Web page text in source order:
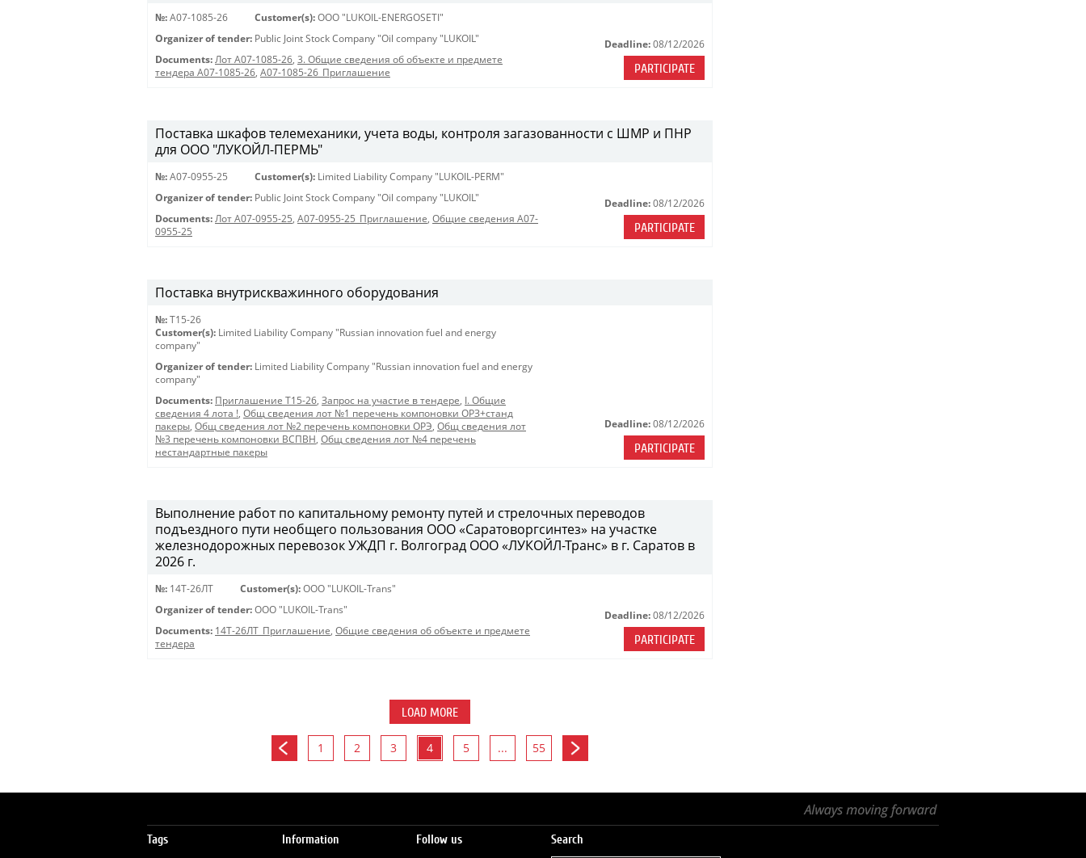
№: A07-1085-26 Customer(s): OOO "LUKOIL-ENERGOSETI"
Organizer of tender: Public Joint Stock Company "Oil company "LUKOIL"
Documents: Лот A07-1085-26, 3. Общие сведения об объекте и предмете
тендера A07-1085-26, A07-1085-26_Приглашение
Deadline: 08/12/2026
PARTICIPATE
Поставка шкафов телемеханики, учета воды, контроля загазованности с ШМР и ПНР
для ООО "ЛУКОЙЛ-ПЕРМЬ"
№: A07-0955-25 Customer(s): Limited Liability Company "LUKOIL-PERM"
Organizer of tender: Public Joint Stock Company "Oil company "LUKOIL"
Documents: Лот A07-0955-25, A07-0955-25_Приглашение, Общие сведения A07-
0955-25
Deadline: 08/12/2026
PARTICIPATE
Поставка внутрискважинного оборудования
№: Т15-26
Customer(s): Limited Liability Company "Russian innovation fuel and energy
company"
Organizer of tender: Limited Liability Company "Russian innovation fuel and energy
company"
Documents: Приглашение Т15-26, Запрос на участие в тендере, I. Общие
сведения 4 лота !, Общ сведения лот №1 перечень компоновки ОРЗ+станд
пакеры, Общ сведения лот №2 перечень компоновки ОРЭ, Общ сведения лот
№3 перечень компоновки ВСПВН, Общ сведения лот №4 перечень
нестандартные пакеры
Deadline: 08/12/2026
PARTICIPATE
Выполнение работ по капитальному ремонту путей и стрелочных переводов
подъездного пути необщего пользования ООО «Саратоворгсинтез» на участке
железнодорожных перевозок УЖДП г. Волгоград ООО «ЛУКОЙЛ-Транс» в г. Саратов в
2026 г.
№: 14Т-26ЛТ Customer(s): OOO "LUKOIL-Trans"
Organizer of tender: OOO "LUKOIL-Trans"
Documents: 14Т-26ЛТ_Приглашение, Общие сведения об объекте и предмете
тендера
Deadline: 08/12/2026
PARTICIPATE
LOAD MORE
1 2 3 4 5 ... 55
Tags Information Follow us Search